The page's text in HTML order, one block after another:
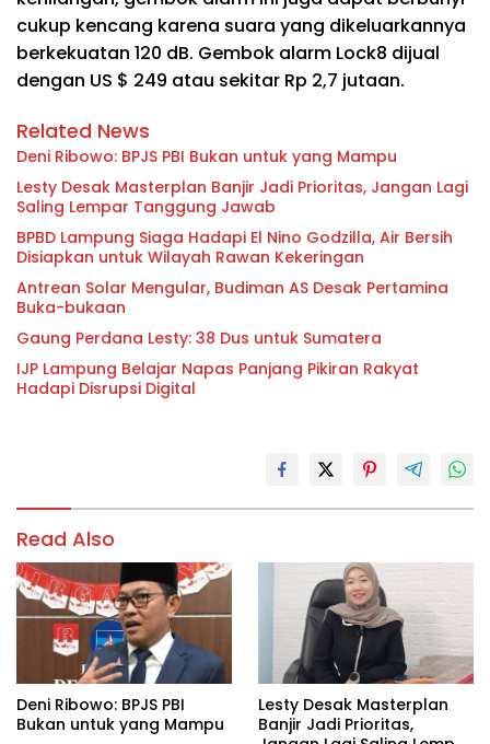
cukup kencang karena suara yang dikeluarkannya
berkekuatan 120 dB. Gembok alarm Lock8 dijual
dengan US $ 249 atau sekitar Rp 2,7 jutaan.
Related News
Deni Ribowo: BPJS PBI Bukan untuk yang Mampu
Lesty Desak Masterplan Banjir Jadi Prioritas, Jangan Lagi
Saling Lempar Tanggung Jawab
BPBD Lampung Siaga Hadapi El Nino Godzilla, Air Bersih
Disiapkan untuk Wilayah Rawan Kekeringan
Antrean Solar Mengular, Budiman AS Desak Pertamina
Buka-bukaan
Gaung Perdana Lesty: 38 Dus untuk Sumatera
IJP Lampung Belajar Napas Panjang Pikiran Rakyat
Hadapi Disrupsi Digital
Read Also
Deni Ribowo: BPJS PBI
Bukan untuk yang Mampu
Lesty Desak Masterplan
Banjir Jadi Prioritas,